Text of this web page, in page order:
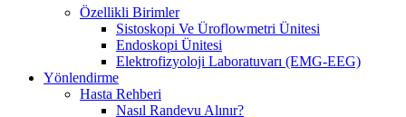
Özellikli Birimler
Sistoskopi Ve Üroflowmetri Ünitesi
Endoskopi Ünitesi
Elektrofizyoloji Laboratuvarı (EMG-EEG)
Yönlendirme
Hasta Rehberi
Nasıl Randevu Alınır?